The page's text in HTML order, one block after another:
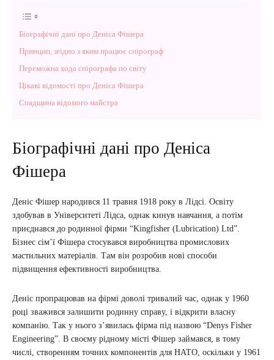
Біографічні дані про Деніса Фішера
Принцип, згідно з яким працює спірограф
Переможна хода спірографа по світу
Цікаві відомості про Деніса Фішера
Спадщина відомого майстра
Біографічні дані про Деніса
Фішера
Деніс Фішер народився 11 травня 1918 року в Лідсі. Освіту
здобував в Університеті Лідса, однак кинув навчання, а потім
приєднався до родинної фірми “Kingfisher (Lubrication) Ltd”.
Бізнес сім’ї Фішера стосувався виробництва промислових
мастильних матеріалів. Там він розробив нові способи
підвищення ефективності виробництва.
Деніс пропрацював на фірмі доволі тривалий час, однак у 1960
році зважився залишити родинну справу, і відкрити власну
компанію. Так у нього з’явилась фірма під назвою “Denys Fisher
Engineering”. В своєму рідному місті Фішер займався, в тому
числі, створенням точних компонентів для НАТО, оскільки у 1961